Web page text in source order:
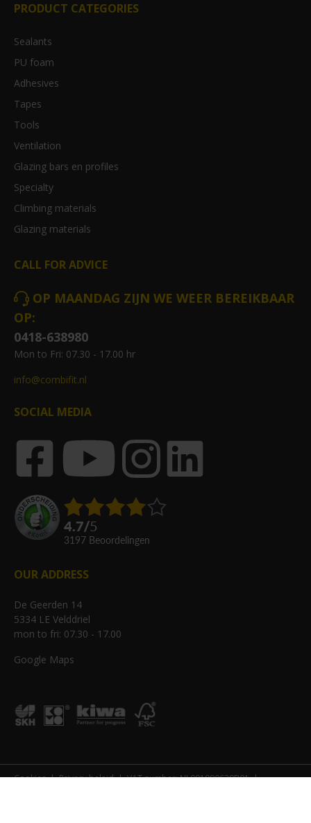
PRODUCT CATEGORIES
Sealants
PU foam
Adhesives
Tapes
Tools
Ventilation
Glazing bars en profiles
Specialty
Climbing materials
Glazing materials
CALL FOR ADVICE
OP MAANDAG ZIJN WE WEER BEREIKBAAR
OP:
0418-638980
Mon to Fri: 07.30 - 17.00 hr
info@combifit.nl
SOCIAL MEDIA
4.7/5
3197 beoordelingen
OUR ADDRESS
De Geerden 14
5334 LE Velddriel
mon to fri: 07.30 - 17.00
Google Maps
Cookies Privacy beleid
VAT number: NL001990639B01